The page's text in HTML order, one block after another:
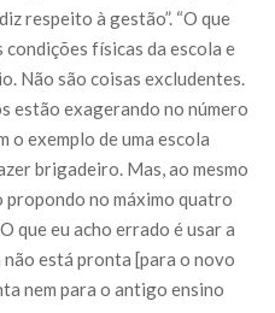
respeito à gestão”. “O que
condições físicas da escola e
Não são coisas excludentes.
estão exagerando no número
o exemplo de uma escola
brigadeiro. Mas, ao mesmo
propondo no máximo quatro
que eu acho errado é usar a
não está pronta [para o novo
nem para o antigo ensino